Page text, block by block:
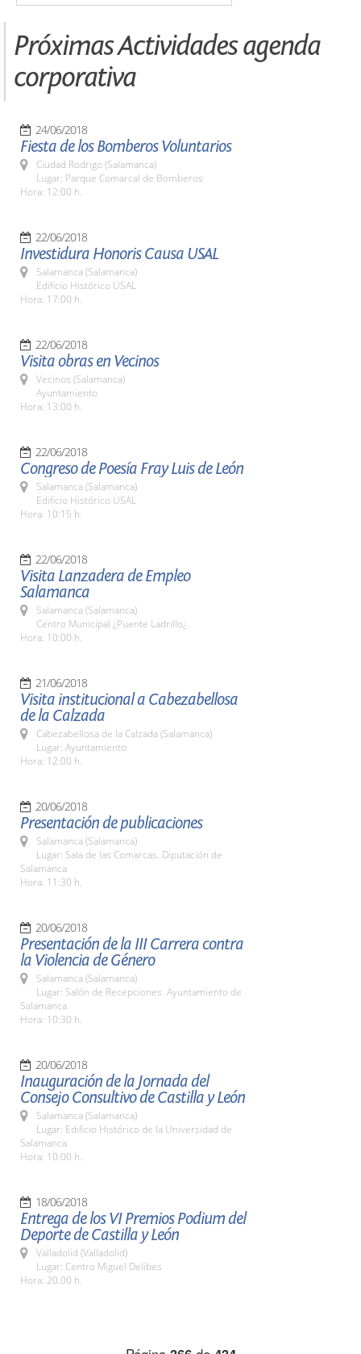
Próximas Actividades agenda
corporativa
24/06/2018
Fiesta de los Bomberos Voluntarios
Ciudad Rodrigo (Salamanca)
Lugar: Parque Comarcal de Bomberos
Hora: 12:00 h.
22/06/2018
Investidura Honoris Causa USAL
Salamanca (Salamanca)
Edificio Histórico USAL
Hora: 17:00 h.
22/06/2018
Visita obras en Vecinos
Vecinos (Salamanca)
Ayuntamiento
Hora: 13:00 h.
22/06/2018
Congreso de Poesía Fray Luis de León
Salamanca (Salamanca)
Edificio Histórico USAL
Hora: 10:15 h.
22/06/2018
Visita Lanzadera de Empleo
Salamanca
Salamanca (Salamanca)
Centro Municipal ¿Puente Ladrillo¿.
Hora: 10:00 h.
21/06/2018
Visita institucional a Cabezabellosa
de la Calzada
Cabezabellosa de la Calzada (Salamanca)
Lugar: Ayuntamiento
Hora: 12:00 h.
20/06/2018
Presentación de publicaciones
Salamanca (Salamanca)
Lugar: Sala de las Comarcas. Diputación de
Salamanca
Hora: 11:30 h.
20/06/2018
Presentación de la III Carrera contra
la Violencia de Género
Salamanca (Salamanca)
Lugar: Salón de Recepciones. Ayuntamiento de
Salamanca
Hora: 10:30 h.
20/06/2018
Inauguración de la Jornada del
Consejo Consultivo de Castilla y León
Salamanca (Salamanca)
Lugar: Edificio Histórico de la Universidad de
Salamanca
Hora: 10:00 h.
18/06/2018
Entrega de los VI Premios Podium del
Deporte de Castilla y León
Valladolid (Valladolid)
Lugar: Centro Miguel Delibes
Hora: 20.00 h.